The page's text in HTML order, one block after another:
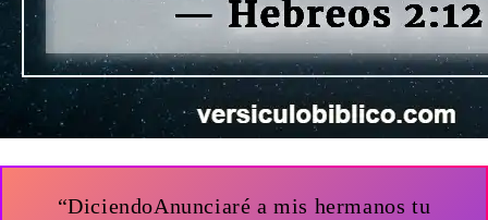
“DiciendoAnunciaré a mis hermanos tu